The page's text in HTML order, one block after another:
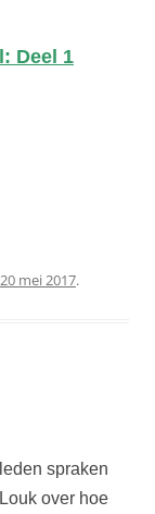
Deel 1
20 mei 2017.
spraken
over hoe